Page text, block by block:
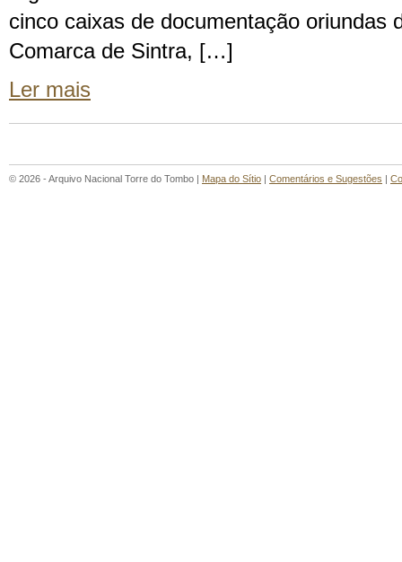
cinco caixas de documentação oriundas
Comarca de Sintra, […]
Ler mais
© 2026 - Arquivo Nacional Torre do Tombo | Mapa do Sítio | Comentários e Sugestões |